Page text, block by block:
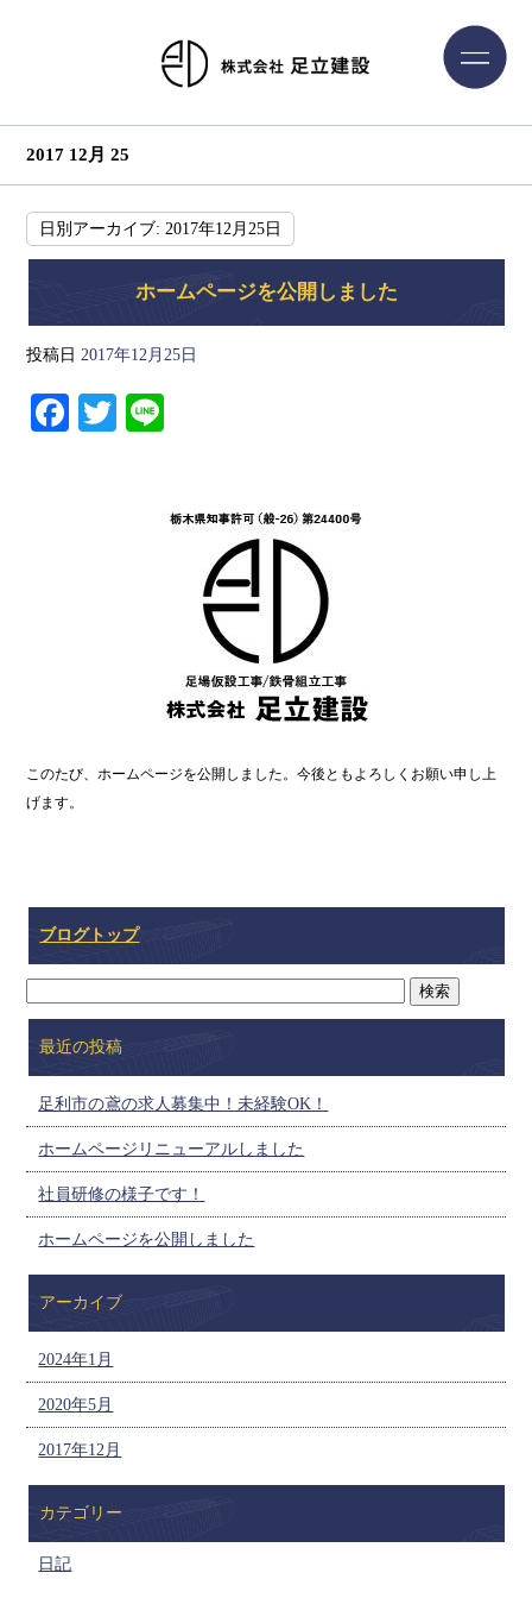
2017 12月 25
日別アーカイブ:2017年12月25日
ホームページを公開しました
投稿日 2017年12月25日
Fa T
このたび、ホームページを公開しました。今後ともよろしくお願い申し上
げます。
ブログトップ
最近の投稿
足利市の鳶の求人募集中！未経験OK！
ホームページリニューアルしました
社員研修の様子です！
ホームページを公開しました
アーカイブ
2024年1月
2020年5月
2017年12月
カテゴリー
日記